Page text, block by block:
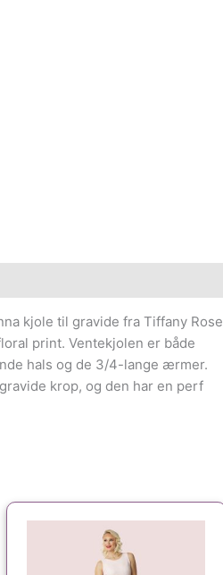
kjole til gravide fra Tiffany Rose
print. Ventekjolen er både
hals og de 3/4-lange ærmer.
krop, og den har en perf